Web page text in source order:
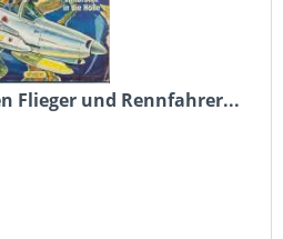
Flieger und Rennfahrer...